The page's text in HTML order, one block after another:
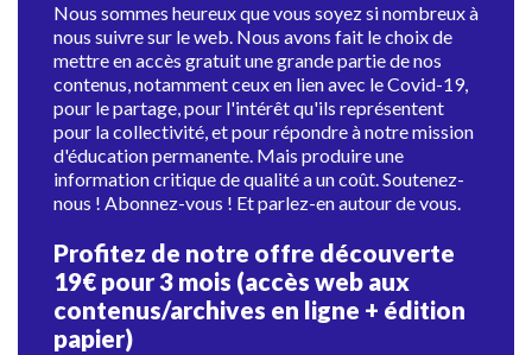
Nous sommes heureux que vous soyez si nombreux à
nous suivre sur le web. Nous avons fait le choix de
mettre en accès gratuit une grande partie de nos
contenus, notamment ceux en lien avec le Covid-19,
pour le partage, pour l'intérêt qu'ils représentent
pour la collectivité, et pour répondre à notre mission
d'éducation permanente. Mais produire une
information critique de qualité a un coût. Soutenez-
nous ! Abonnez-vous ! Et parlez-en autour de vous.
Profitez de notre offre découverte
19€ pour 3 mois (accès web aux
contenus/archives en ligne + édition
papier)